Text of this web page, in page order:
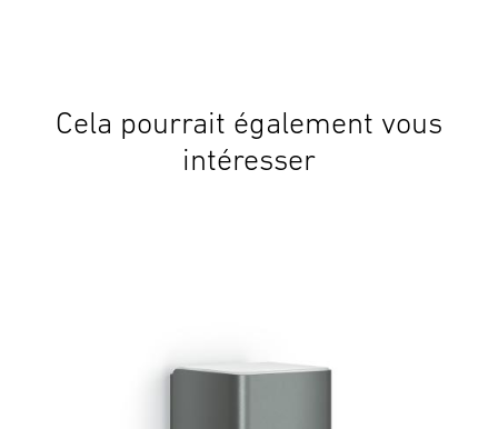
Cela pourrait également vous
intéresser